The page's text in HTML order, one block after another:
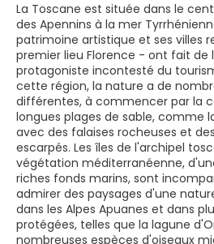
La Toscane est située dans le
des Apennins à la mer
patrimoine artistique et ses villes
premier lieu Florence - ont fait de
protagoniste incontesté du
cette région, la nature a de
différentes, à commencer par la
longues plages de sable, comme
avec des falaises rocheuses et
escarpés. Les îles de l'archipel
végétation méditerranéenne,
riches fonds marins, sont
admirer des paysages d'une
dans les Alpes Apuanes et dans
protégées, telles que la lagune
nombreuses espèces d'oiseaux